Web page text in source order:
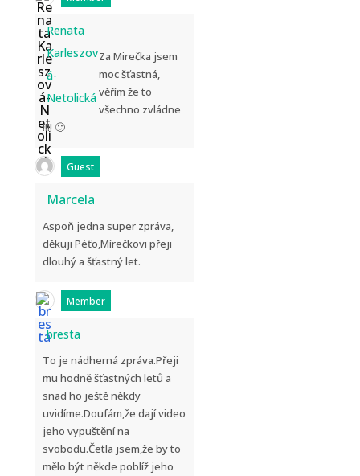
Renata
Karleszov
á-
Netolická
Za Mirečka jsem
moc šťastná,
věřím že to
všechno zvládne
!!!! 🙂
Guest
Marcela
Aspoň jedna super zpráva,
děkuji Péťo,Mírečkovi přeji
dlouhý a šťastný let.
Member
bresta
To je nádherná zpráva.Přeji
mu hodně šťastných letů a
snad ho ještě někdy
uvidíme.Doufám,že dají video
jeho vypuštění na
svobodu.Četla jsem,že by to
mělo být někde poblíž jeho